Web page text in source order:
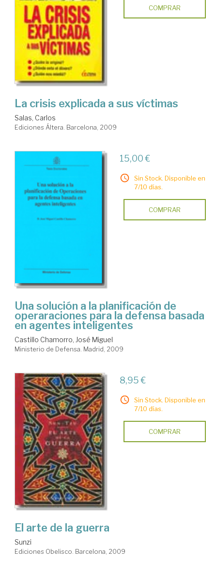
COMPRAR
La crisis explicada a sus víctimas
Salas, Carlos
Ediciones Áltera. Barcelona, 2009
15,00 €
Sin Stock. Disponible en
7/10 días.
COMPRAR
Una solución a la planificación de
operaraciones para la defensa basada
en agentes inteligentes
Castillo Chamorro, José Miguel
Ministerio de Defensa. Madrid, 2009
8,95 €
Sin Stock. Disponible en
7/10 días.
COMPRAR
El arte de la guerra
Sunzi
Ediciones Obelisco. Barcelona, 2009